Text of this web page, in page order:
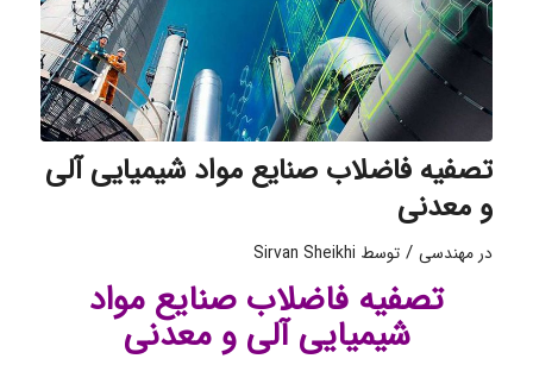
تصفیه فاضلاب صنایع مواد شیمیایی آلی
و معدنی
درمهندسی / توسط Sirvan Sheikhi
تصفیه فاضلاب صنایع مواد
شیمیایی آلی و معدنی